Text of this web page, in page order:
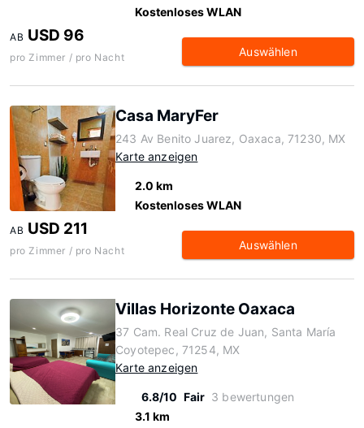
Kostenloses WLAN
AB USD 96
pro Zimmer / pro Nacht Auswählen
Casa MaryFer
243 Av Benito Juarez, Oaxaca, 71230, MX
Karte anzeigen
2.0 km
Kostenloses WLAN
AB USD 211
pro Zimmer / pro Nacht Auswählen
Villas Horizonte Oaxaca
37 Cam. Real Cruz de Juan, Santa María
Coyotepec, 71254, MX
Karte anzeigen
6.8/10 Fair 3 bewertungen
3.1 km